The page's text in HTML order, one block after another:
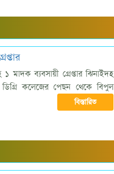
মাদক ব্যবসায়ী গ্রেপ্তার ঝিনাইদহ
ডিগ্রি কলেজের পেছন থেকে বিপুল
বিস্তারিত